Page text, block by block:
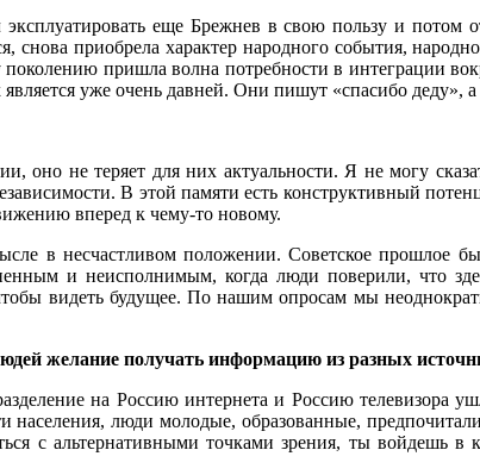
еще Брежнев в свою пользу и потом
снова приобрела характер народного события,
пришла волна потребности в интеграции
уже очень давней. Они пишут «спасибо деду»,
оно не теряет для них актуальности. Я не могу
В этой памяти есть конструктивный
вперед к чему-то новому.
в несчастливом положении. Советское прошлое
и неисполнимым, когда люди поверили, что
видеть будущее. По нашим опросам мы
желание получать информацию из разных
на Россию интернета и Россию
населения, люди молодые, образованные,
с альтернативными точками зрения, ты войдешь в